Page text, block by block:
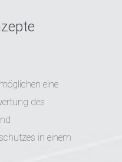
eine
des
in einem